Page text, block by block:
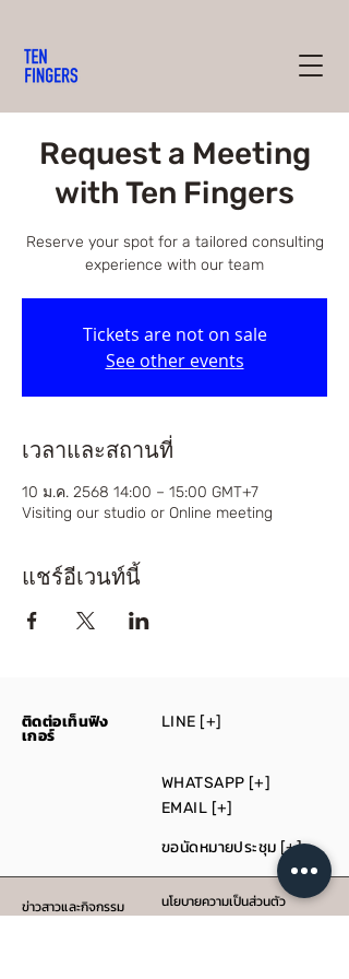
Request a Meeting
with Ten Fingers
Reserve your spot for a tailored consulting
experience with our team
Tickets are not on sale
See other events
เวลาและสถานที่
10 ม.ค. 2568 14:00 – 15:00 GMT+7
Visiting our studio or Online meeting
แชร์อีเวนท์นี้
ติดต่อเท็นฟิง
เกอร์
LINE [+]
WHATSAPP [+]
EMAIL [+]
ขอนัดหมายประชุม [+]
ข่าวสาวและกิจกรรม
นโยบายความเป็นส่วนตัว